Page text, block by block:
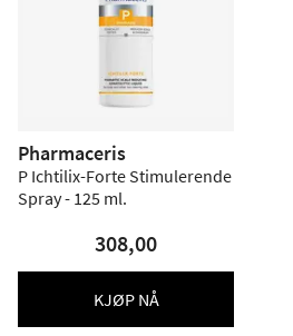
Pharmaceris
P Ichtilix-Forte Stimulerende
Spray - 125 ml.
308,00
KJØP NÅ